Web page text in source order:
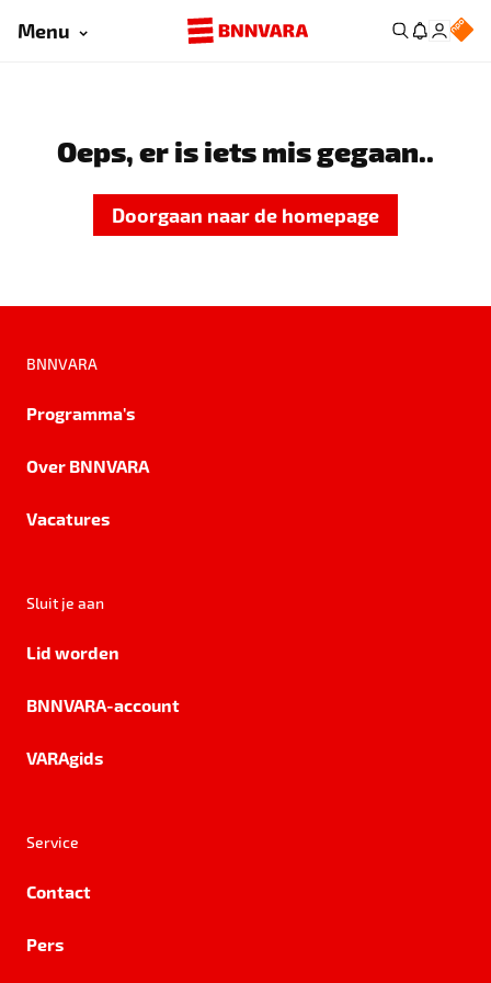
Menu
Oeps, er is iets mis gegaan..
Doorgaan naar de homepage
BNNVARA
Programma's
Over BNNVARA
Vacatures
Sluit je aan
Lid worden
BNNVARA-account
VARAgids
Service
Contact
Pers